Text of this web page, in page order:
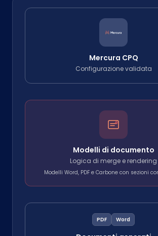
Mercura CPQ
Configurazione validata
Modelli di documento
Logica di merge e rendering
Modelli Word, PDF e Carbone con sezioni
PDF Word